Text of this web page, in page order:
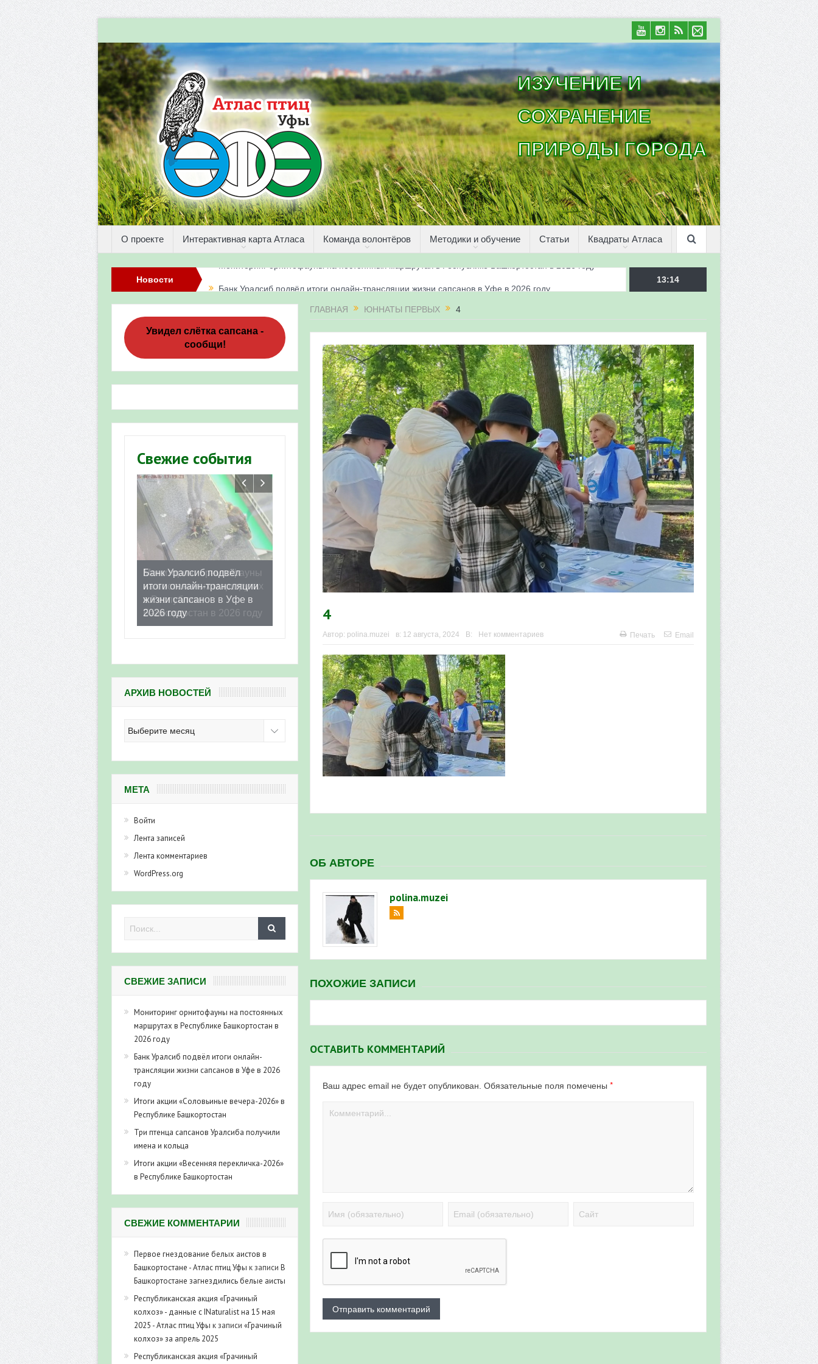
ИЗУЧЕНИЕ И
СОХРАНЕНИЕ
ПРИРОДЫ ГОРОДА
О проекте Интерактивная карта Атласа Команда волонтёров Методики и обучение Статьи Квадраты Атласа
Новости
Итоги акции «Соловьиные вечера-2026» в Республике Башкортостан
Три птенца сапсанов Уралсиба получили имена и кольца
Итоги акции «Весенняя перекличка-2026» в Республике Башкортостан
«Весенняя перекличка-2026» — 21-31 мая 2026
Мероприятие для ребят из дневного лагеря центра олимпиадного движения «Аврора»
Фотофиксация и осмотр птенцов сапсанов на крыше Уралсиба в Уфе в 2026 г.
Участие башкирских орнитологов и бердвотчеров в проекте «Развитие программы мониторинга
численности птиц в европейской части России»
«Весенняя перекличка-2026» — 11-20 мая 2026
Мониторинг орнитофауны на постоянных маршрутах в Республике Башкортостан в 2026 году
13:14
ГЛАВНАЯ ЮННАТЫ ПЕРВЫХ 4
4
Автор: polina.muzei в: 12 августа, 2024 В: Нет комментариев Печать Email
ОБ АВТОРЕ
polina.muzei
ПОХОЖИЕ ЗАПИСИ
ОСТАВИТЬ КОММЕНТАРИЙ
Ваш адрес email не будет опубликован. Обязательные поля помечены *
Увидел слётка сапсана -
сообщи!
Свежие события
Банк Уралсиб подвёл
итоги онлайн-трансляции
жизни сапсанов в Уфе в
2026 году
АРХИВ НОВОСТЕЙ
новостей
МЕТА
Войти
Лента записей
Лента комментариев
WordPress.org
СВЕЖИЕ ЗАПИСИ
Мониторинг орнитофауны на постоянных
маршрутах в Республике Башкортостан в
2026 году
Банк Уралсиб подвёл итоги онлайн-
трансляции жизни сапсанов в Уфе в 2026
году
Итоги акции «Соловьиные вечера-2026» в
Республике Башкортостан
Три птенца сапсанов Уралсиба получили
имена и кольца
Итоги акции «Весенняя перекличка-2026»
в Республике Башкортостан
СВЕЖИЕ КОММЕНТАРИИ
Первое гнездование белых аистов в
Башкортостане - Атлас птиц Уфы к записи В
Башкортостане загнездились белые аисты
Республиканская акция «Грачиный
колхоз» - данные с INaturalist на 15 мая
2025 - Атлас птиц Уфы к записи «Грачиный
колхоз» за апрель 2025
Республиканская акция «Грачиный